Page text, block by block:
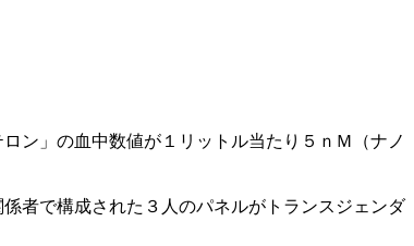
ン」の血中数値が１リットル当たり５ｎＭ（ナノ
者で構成された３人のパネルがトランスジェンダ